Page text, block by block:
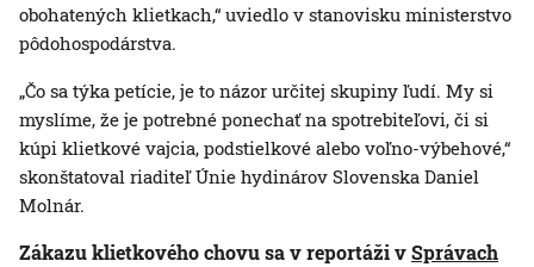
obohatených klietkach,“ uviedlo v stanovisku ministerstvo
pôdohospodárstva.
„Čo sa týka petície, je to názor určitej skupiny ľudí. My si
myslíme, že je potrebné ponechať na spotrebiteľovi, či si
kúpi klietkové vajcia, podstielkové alebo voľno-výbehové,“
skonštatoval riaditeľ Únie hydinárov Slovenska Daniel
Molnár.
Zákazu klietkového chovu sa v reportáži vSprávach